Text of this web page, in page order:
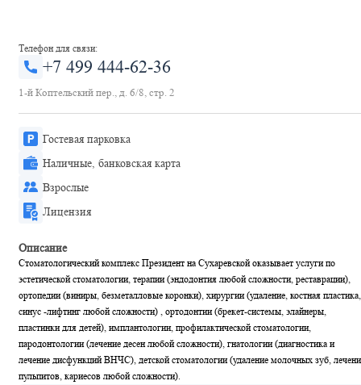
Телефон для связи:
+7 499 444-62-36
1-й Коптельский пер., д. 6/8, стр. 2
Гостевая парковка
Наличные, банковская карта
Взрослые
Лицензия
Описание
Стоматологический комплекс Президент на Сухаревской оказывает услуги по
эстетической стоматологии, терапии (эндодонтия любой сложности, реставрации),
ортопедии (виниры, безметалловые коронки), хирургии (удаление, костная пластика,
синус -лифтинг любой сложности) , ортодонтии (брекет-системы, элайнеры,
пластинки для детей), имплантологии, профилактической стоматологии,
пародонтологии (лечение десен любой сложности), гнатологии (диагностика и
лечение дисфункций ВНЧС), детской стоматологии (удаление молочных зуб,
пульпитов, кариесов любой сложности).